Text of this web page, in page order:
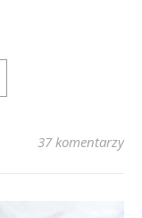
37 komentarzy